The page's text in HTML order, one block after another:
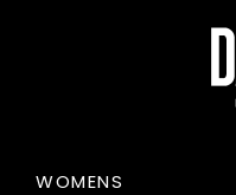
WOMENS